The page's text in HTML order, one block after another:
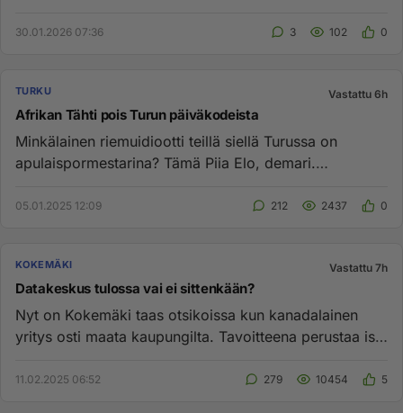
30.01.2026 07:36 3 102 0
TURKU Vastattu 6h
Afrikan Tähti pois Turun päiväkodeista
Minkälainen riemuidiootti teillä siellä Turussa on
apulaispormestarina? Tämä Piia Elo, demari.
05.01.2025 12:09 212 2437 0
KOKEMÄKI Vastattu 7h
Datakeskus tulossa vai ei sittenkään?
Nyt on Kokemäki taas otsikoissa kun kanadalainen
yritys osti maata kaupungilta. Tavoitteena perustaa iso
11.02.2025 06:52 279 10454 5